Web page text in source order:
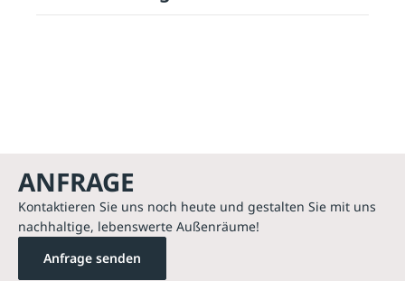
ANFRAGE
Kontaktieren Sie uns noch heute und gestalten Sie mit uns
nachhaltige, lebenswerte Außenräume!
Anfrage senden